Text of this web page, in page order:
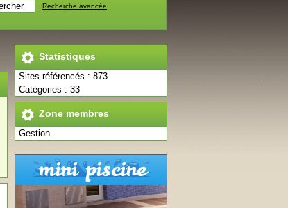
Recherche avancée
Statistiques
Sites référencés : 873
Catégories : 33
Zone membres
Gestion